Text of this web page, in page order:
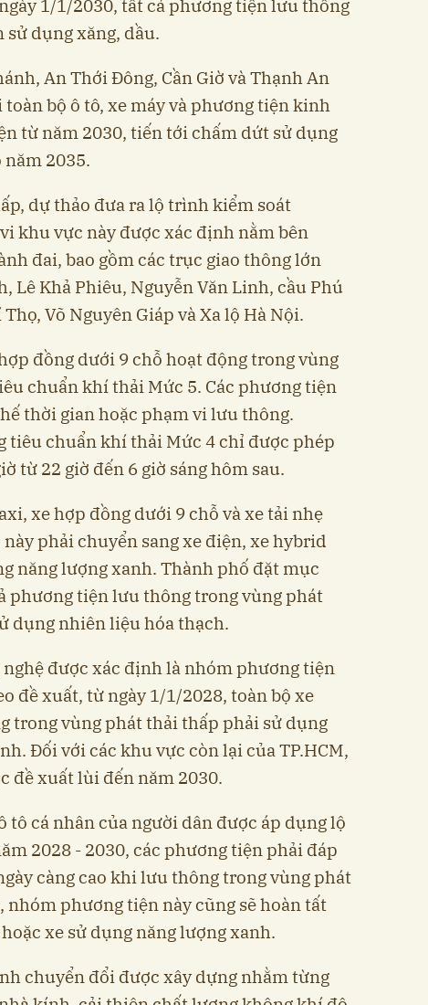
1/1/2030, tất cả phương tiện lưu thông
sử dụng xăng, dầu.
An Thới Đông, Cần Giờ và Thạnh An
bộ ô tô, xe máy và phương tiện kinh
từ năm 2030, tiến tới chấm dứt sử dụng
2035.
dự thảo đưa ra lộ trình kiểm soát
khu vực này được xác định nằm bên
đai, bao gồm các trục giao thông lớn
Lê Khả Phiêu, Nguyễn Văn Linh, cầu Phú
Võ Nguyên Giáp và Xa lộ Hà Nội.
đồng dưới 9 chỗ hoạt động trong vùng
chuẩn khí thải Mức 5. Các phương tiện
thời gian hoặc phạm vi lưu thông.
tiêu chuẩn khí thải Mức 4 chỉ được phép
từ 22 giờ đến 6 giờ sáng hôm sau.
xe hợp đồng dưới 9 chỗ và xe tải nhẹ
phải chuyển sang xe điện, xe hybrid
năng lượng xanh. Thành phố đặt mục
phương tiện lưu thông trong vùng phát
dụng nhiên liệu hóa thạch.
nghệ được xác định là nhóm phương tiện
đề xuất, từ ngày 1/1/2028, toàn bộ xe
trong vùng phát thải thấp phải sử dụng
Đối với các khu vực còn lại của TP.HCM,
đề xuất lùi đến năm 2030.
tô cá nhân của người dân được áp dụng lộ
2028 - 2030, các phương tiện phải đáp
càng cao khi lưu thông trong vùng phát
nhóm phương tiện này cũng sẽ hoàn tất
xe sử dụng năng lượng xanh.
chuyển đổi được xây dựng nhằm từng